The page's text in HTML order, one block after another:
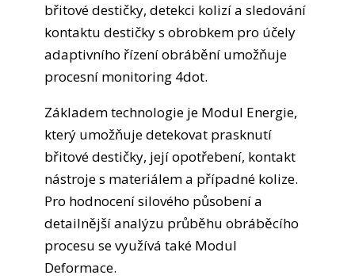
břitové destičky, detekci kolizí a sledování
kontaktu destičky s obrobkem pro účely
adaptivního řízení obrábění umožňuje
procesní monitoring 4dot.
Základem technologie je Modul Energie,
který umožňuje detekovat prasknutí
břitové destičky, její opotřebení, kontakt
nástroje s materiálem a případné kolize.
Pro hodnocení silového působení a
detailnější analýzu průběhu obráběcího
procesu se využívá také Modul
Deformace.